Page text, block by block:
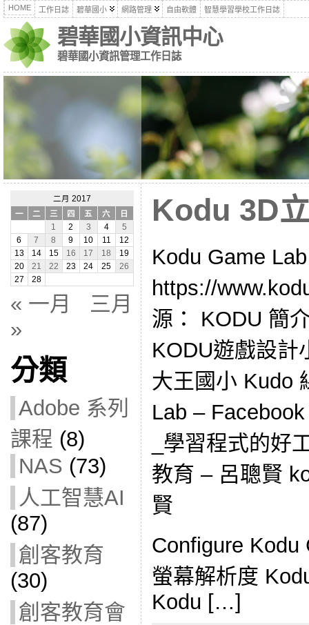
HOME 工作日誌 碧華國小 網路管理 自由軟體 智慧學習學校工作日誌
碧華國小資訊中心
碧華國小資訊管理工作日誌
二月 2017
一
二 三 四 五 六
日
1
2 3 4
5
6
7 8 9 10 11
12
13
14 15 16 17 18
19
20
21 22 23 24 25
26
27
28
« 一月
三月
»
分類
Adobe 系列
課程 (8)
NAS (73)
人工智慧AI
(87)
創客教育
(30)
創客教育會
Kodu 3D
Kodu Game
https://
源： KODU 簡
KODU遊戲設計
大王國小 Kudo
Lab –
_學習程式的好
教育 – 呂聰賢
賢
Configure Kodu
螢幕解析度
Kodu […]